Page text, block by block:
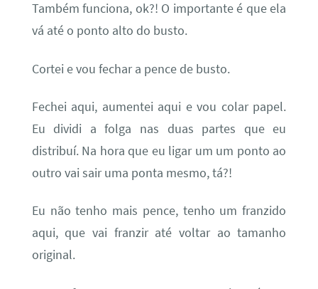
Também funciona, ok?! O importante é que ela
vá até o ponto alto do busto.
Cortei e vou fechar a pence de busto.
Fechei aqui, aumentei aqui e vou colar papel.
Eu dividi a folga nas duas partes que eu
distribuí. Na hora que eu ligar um um ponto ao
outro vai sair uma ponta mesmo, tá?!
Eu não tenho mais pence, tenho um franzido
aqui, que vai franzir até voltar ao tamanho
original.